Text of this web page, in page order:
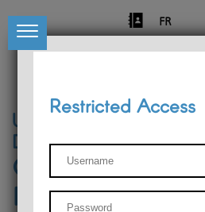
FR
University of Liège
Départment of
Center for
Research
Restricted Access